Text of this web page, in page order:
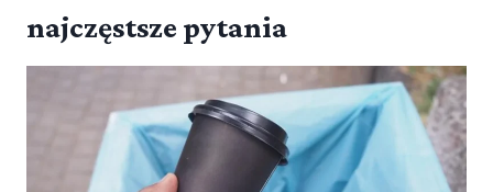
najczęstsze pytania